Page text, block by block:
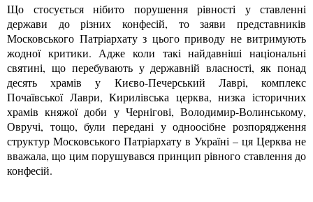
Що стосується нібито порушення рівності у ставленні
держави до різних конфесій, то заяви представників
Московського Патріархату з цього приводу не витримують
жодної критики. Адже коли такі найдавніші національні
святині, що перебувають у державній власності, як понад
десять храмів у Києво-Печерський Лаврі, комплекс
Почаївської Лаври, Кирилівська церква, низка історичних
храмів княжої доби у Чернігові, Володимир-Волинському,
Овручі, тощо, були передані у одноосібне розпорядження
структур Московського Патріархату в Україні – ця Церква не
вважала, що цим порушувався принцип рівного ставлення до
конфесій.